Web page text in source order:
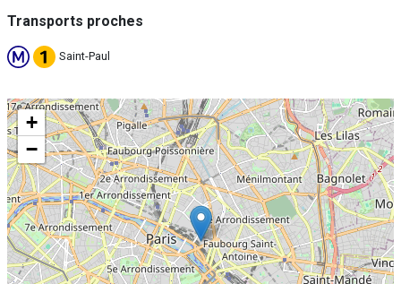
Transports proches
Saint-Paul
+
−